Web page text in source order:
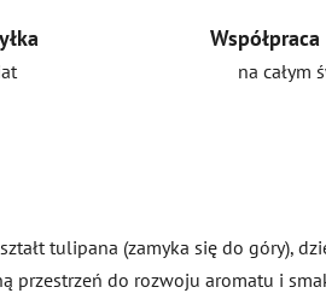
na całym
tulipana (zamyka się do góry),
przestrzeń do rozwoju aromatu i